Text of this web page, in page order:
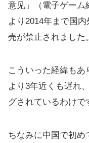
意见」（電子ゲーム
より2014年まで国
売が禁止されました。
こういった経緯もあ
より3年近くも遅れ
グされているわけで
ちなみに中国で初め